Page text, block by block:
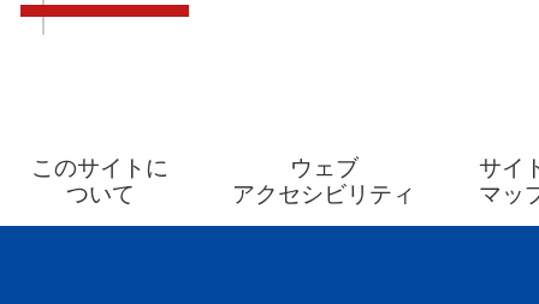
このサイトに
ついて
ウェブ
アクセシビリティ
サイ
マッ